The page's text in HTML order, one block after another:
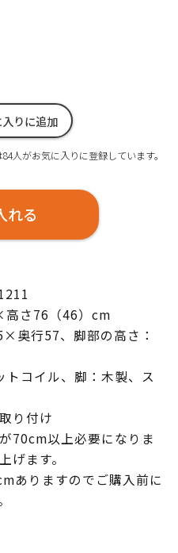
りに追加
人がお気に入りに登録しています。
れる
さ76（46）cm
奥行57、脚部の高さ：
コイル、脚：木製、ス
り付け
70cm以上必要になりま
げます。
ありますのでご購入前に